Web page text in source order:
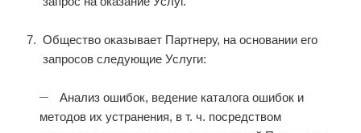
Общество оказывает Партнеру, на основании его
запросов следующие Услуги:
Анализ ошибок, ведение каталога ошибок и
методов их устранения, в т. ч. посредством